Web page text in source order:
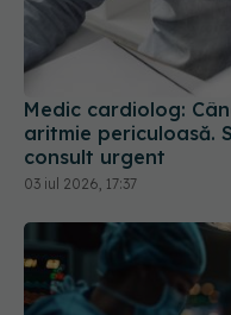
Medic cardiolog:
aritmie periculoasă.
consult urgent
03 iul 2026, 17:37